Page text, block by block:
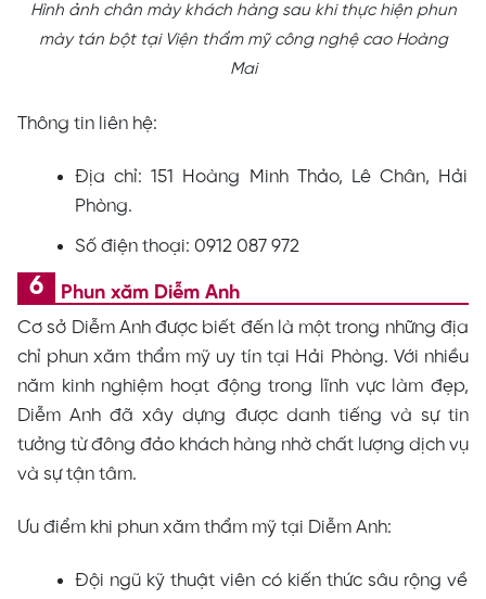
Hình ảnh chân mày khách hàng sau khi thực hiện phun
mày tán bột tại Viện thẩm mỹ công nghệ cao Hoàng
Mai
Thông tin liên hệ:
Địa chỉ: 151 Hoàng Minh Thảo, Lê Chân, Hải
Phòng.
Số điện thoại: 0912 087 972
Phun xăm Diễm Anh
Cơ sở Diễm Anh được biết đến là một trong những địa
chỉ phun xăm thẩm mỹ uy tín tại Hải Phòng. Với nhiều
năm kinh nghiệm hoạt động trong lĩnh vực làm đẹp,
Diễm Anh đã xây dựng được danh tiếng và sự tin
tưởng từ đông đảo khách hàng nhờ chất lượng dịch vụ
và sự tận tâm.
Ưu điểm khi phun xăm thẩm mỹ tại Diễm Anh:
Đội ngũ kỹ thuật viên có kiến thức sâu rộng về